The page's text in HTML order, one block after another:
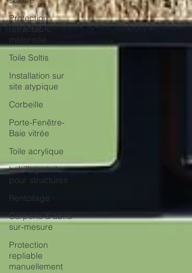
Protection
rétractable
motorisée
Toile Soltis
Installation sur
site atypique
Corbeille
Porte-Fenêtre-
Baie vitrée
Toile acrylique
habillage toile
pour structures
Rentoilage
Carports & abris
sur-mesure
Protection
repliable
manuellement